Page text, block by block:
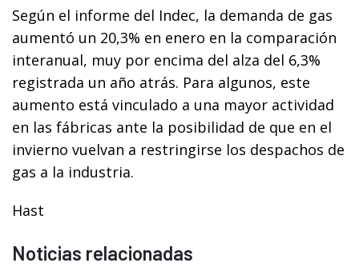
Según el informe del Indec, la demanda de gas
aumentó un 20,3% en enero en la comparación
interanual, muy por encima del alza del 6,3%
registrada un año atrás. Para algunos, este
aumento está vinculado a una mayor actividad
en las fábricas ante la posibilidad de que en el
invierno vuelvan a restringirse los despachos de
gas a la industria.
Hast
Noticias relacionadas